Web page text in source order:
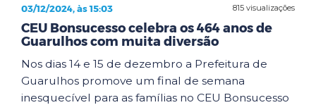
815 visualizações
03/12/2024, às 15:03
CEU Bonsucesso celebra os 464 anos de
Guarulhos com muita diversão
Nos dias 14 e 15 de dezembro a Prefeitura de
Guarulhos promove um final de semana
inesquecível para as famílias no CEU Bonsucesso